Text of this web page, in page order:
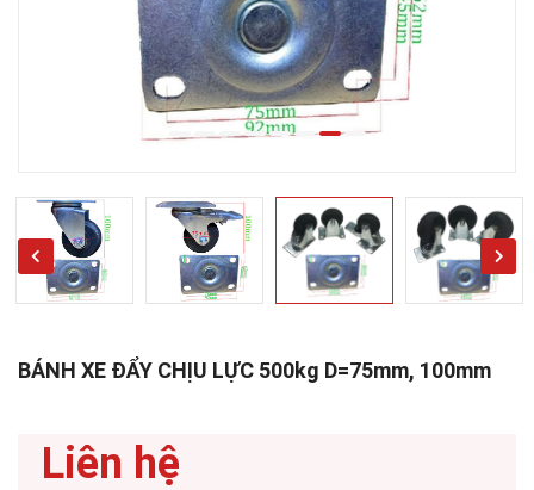
BÁNH XE ĐẨY CHỊU LỰC 500kg D=75mm, 100mm
Liên hệ